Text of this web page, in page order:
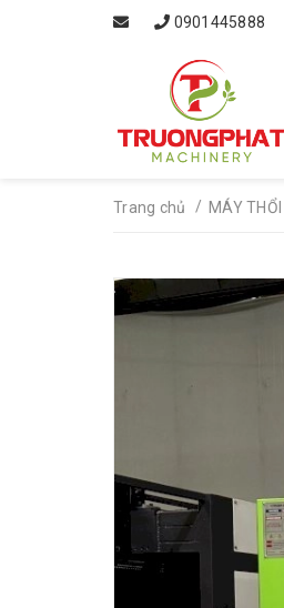
0901445888
Trang chủ / MÁY